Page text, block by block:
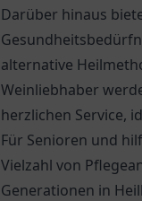
Darüber hinaus
alternative
Weinliebhaber
herzlichen Service,
Für Senioren und
Vielzahl von
Generationen in